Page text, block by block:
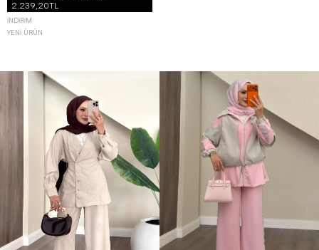
2.239,20TL
İNDIRIM
YENI ÜRÜN